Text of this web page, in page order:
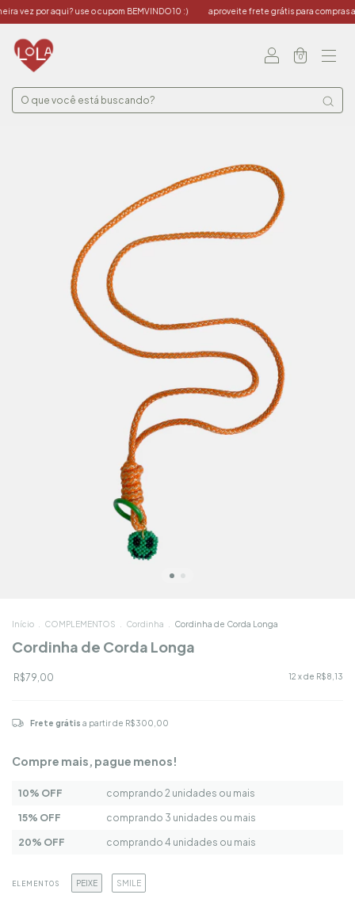
vez por aqui? use o cupom BEMVINDO10 :) aproveite frete grátis para compras a
0
Início COMPLEMENTOS Cordinha Cordinha de Corda Longa
Cordinha de Corda Longa
R$79,00 12 x de R$8,13
Frete grátis a partir de R$300,00
Compre mais, pague menos!
10% OFF comprando 2 unidades ou mais
15% OFF comprando 3 unidades ou mais
20% OFF comprando 4 unidades ou mais
ELEMENTOS PEIXE SMILE